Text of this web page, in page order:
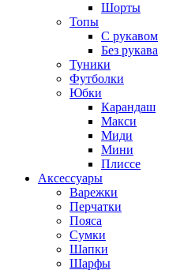
Шорты
Топы
C рукавом
Без рукава
Туники
Футболки
Юбки
Карандаш
Макси
Миди
Мини
Плиссе
Аксессуары
Варежки
Перчатки
Пояса
Сумки
Шапки
Шарфы